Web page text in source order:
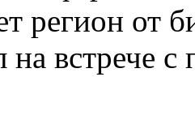
регион от
на встрече